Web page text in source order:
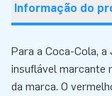
Informação do
Para a Coca-Cola,
insuflável marcante
da marca. O